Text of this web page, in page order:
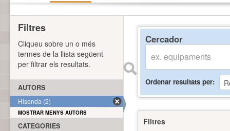
Cercador
Ordenar resultats per
Filtres
Filtres
Cliqueu sobre un o més
termes de la llista següent
per filtrar els resultats.
AUTORS
Hisenda (2)
MOSTRAR MENYS AUTORS
CATEGORIES